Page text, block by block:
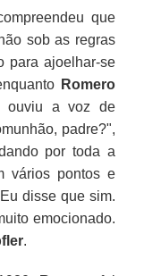
que
sob as regras
para ajoelhar-se
Romero
ouviu a voz de
padre?",
por toda a
vários pontos e
disse que sim.
emocionado.
.